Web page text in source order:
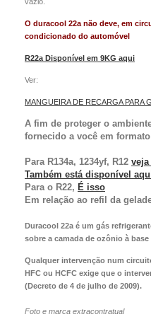
O duracool 22a não deve, em
condicionado do automóvel
R22a Disponível em 9KG aqui
Ver:
MANGUEIRA DE RECARGA PARA
A fim de proteger o
fornecido a você em
Para R134a, 1234yf, R12 veja
Também está disponível
Para o R22, É isso
Em relação ao refil da
Duracool 22a é um gás
sobre a camada de ozônio à
Qualquer intervenção num
HFC ou HCFC exige que o
(Decreto de 4 de julho de 2009).
Foto e marca extracontratual